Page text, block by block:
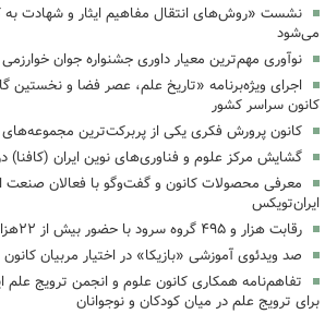
نشست «روش‌های انتقال مفاهیم ایثار و شهادت به
می‌شود
نوآوری مهم‌ترین معیار داوری جشنواره جوان
اجرای ویژه‌برنامه «تاریخ علم، عصر فضا و نخستین
کانون سراسر کشور
کانون پرورش فکری یکی از پربرکت‌ترین
گشایش مرکز علوم و فناوری‌های نوین ایران (کافنا)
معرفی محصولات کانون و گفت‌وگو با فعالان صنعت
ایران‌تویکس
رقابت هزار و ۴۹۵ گروه سرود با حضور بیش از ۲۲هزار کودک و نوجوان
‌صد ویدئوی آموزشی «بازیکا» در اختیار مربیان کانون
تفاهم‌نامه همکاری کانون علوم و انجمن ترویج علم
برای ترویج علم در میان کودکان و نوجوانان